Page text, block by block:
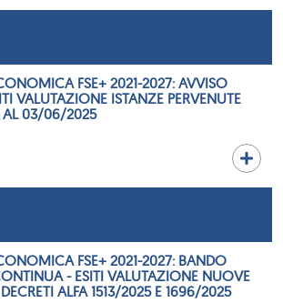
FSE+ 2021-2027: AVVISO
VALUTAZIONE ISTANZE PERVENUTE
03/06/2025
FSE+ 2021-2027: BANDO
- ESITI VALUTAZIONE NUOVE
ALFA 1513/2025 E 1696/2025